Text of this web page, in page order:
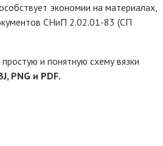
экономии на материалах,
СНиП 2.02.01-83 (СП
и понятную схему вязки
PNG и PDF.